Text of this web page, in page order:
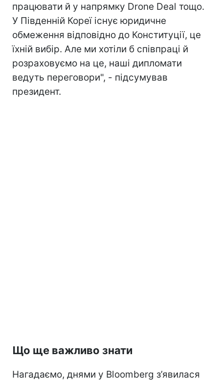
працювати й у напрямку Drone Deal тощо.
У Південній Кореї існує юридичне
обмеження відповідно до Конституції, це
їхній вибір. Але ми хотіли б співпраці й
розраховуємо на це, наші дипломати
ведуть переговори", - підсумував
президент.
Що ще важливо знати
Нагадаємо, днями у Bloomberg з’явилася